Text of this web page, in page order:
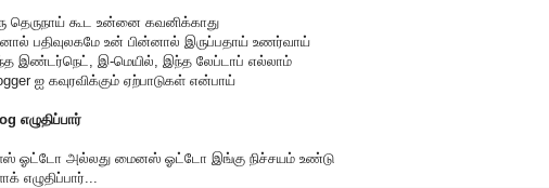
தெருநாய் கூட உன்னை கவனிக்காது
பதிவுலகமே உன் பின்னால் இருப்பதாய் உணர்வாய்
இண்டர்நெட், இ-மெயில், இந்த லேப்டாப் எல்லாம்
ஐ கவுரவிக்கும் ஏற்பாடுகள் என்பாய்
எழுதிப்பார்
ஓட்டோ அல்லது மைனஸ் ஓட்டோ இங்கு நிச்சயம் உண்டு
எழுதிப்பார்...